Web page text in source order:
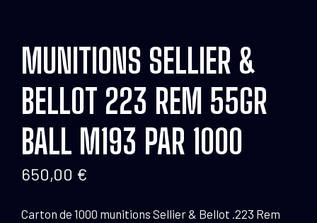
MUNITIONS SELLIER &
BELLOT 223 REM 55GR
BALL M193 PAR 1000
650,00 €
Carton de 1000 munitions Sellier & Bellot .223 Rem